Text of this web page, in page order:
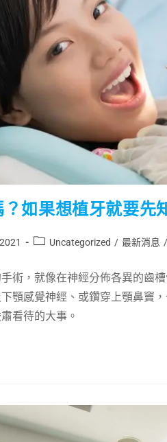
如果想植牙就要先
Uncategorized / 最新消息 /
術，就像在神經分佈各異的齒
顎感覺神經、或鑽穿上顎鼻竇
看待的大事。